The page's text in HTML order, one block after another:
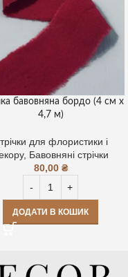
бавовняна бордо (4 см х
4,7 м)
для флористики і
, Бавовняні стрічки
80,00 ₴
ДОДАТИ В КОШИК